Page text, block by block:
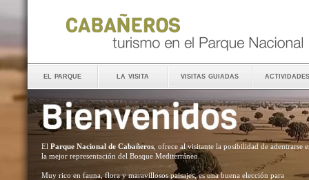
el parque la visita visitas guiadas actividades
El Parque Nacional de Cabañeros , ofrece al visitante la posibilidad de adentrarse
la mejor representación del Bosque Mediterráneo.
Muy rico en fauna, flora y maravillosos paisajes, es una buena elección para